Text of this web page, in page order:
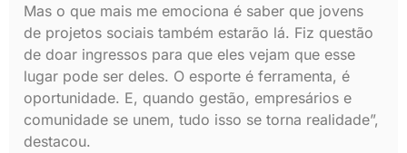
Mas o que mais me emociona é saber que jovens
de projetos sociais também estarão lá. Fiz questão
de doar ingressos para que eles vejam que esse
lugar pode ser deles. O esporte é ferramenta, é
oportunidade. E, quando gestão, empresários e
comunidade se unem, tudo isso se torna realidade”,
destacou.